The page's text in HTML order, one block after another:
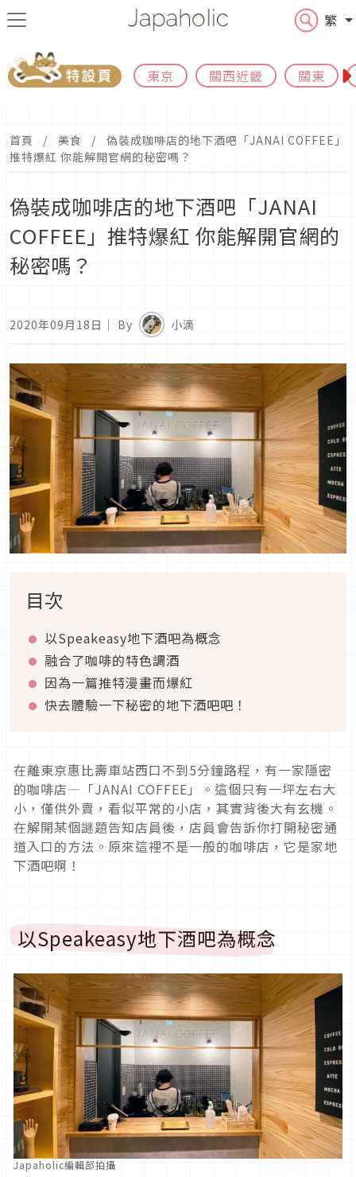
繁
東京 關西近畿 關東
首頁 美食
偽裝成咖啡店的地下酒吧「JANAI COFFEE」
推特爆紅 你能解開官網的秘密嗎？
偽裝成咖啡店的地下酒吧「JANAI
COFFEE」推特爆紅 你能解開官網的
秘密嗎？
2020年09月18日 ｜ By 小滴
目次
以Speakeasy地下酒吧為概念
融合了咖啡的特色調酒
因為一篇推特漫畫而爆紅
快去體驗一下秘密的地下酒吧吧！
在離東京惠比壽車站西口不到5分鐘路程，有一家隱密
的咖啡店―「JANAI COFFEE」。這個只有一坪左右大
小，僅供外賣，看似平常的小店，其實背後大有玄機。
在解開某個謎題告知店員後，店員會告訴你打開秘密通
道入口的方法。原來這裡不是一般的咖啡店，它是家地
下酒吧啊！
以Speakeasy地下酒吧為概念
Japaholic編輯部拍攝